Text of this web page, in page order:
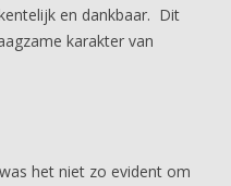
en dankbaar. Dit
karakter van
het niet zo evident om